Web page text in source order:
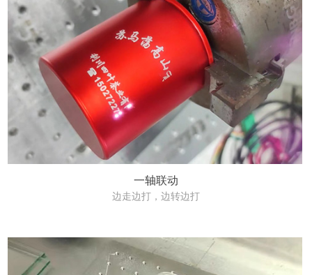
一轴联动
边走边打，边转边打